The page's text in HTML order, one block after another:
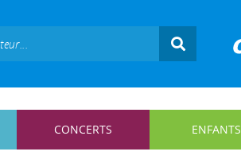
CONCERTS ENFANTS